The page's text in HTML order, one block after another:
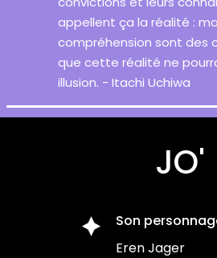
appellent ça la réalité :
compréhension sont des
que cette réalité ne
illusion. - Itachi Uchiwa
JO'
Son
Eren Jager